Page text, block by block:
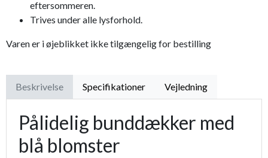
eftersommeren.
Trives under alle lysforhold.
Varen er i øjeblikket ikke tilgængelig for bestilling
Beskrivelse Specifikationer Vejledning
Pålidelig bunddækker med
blå blomster